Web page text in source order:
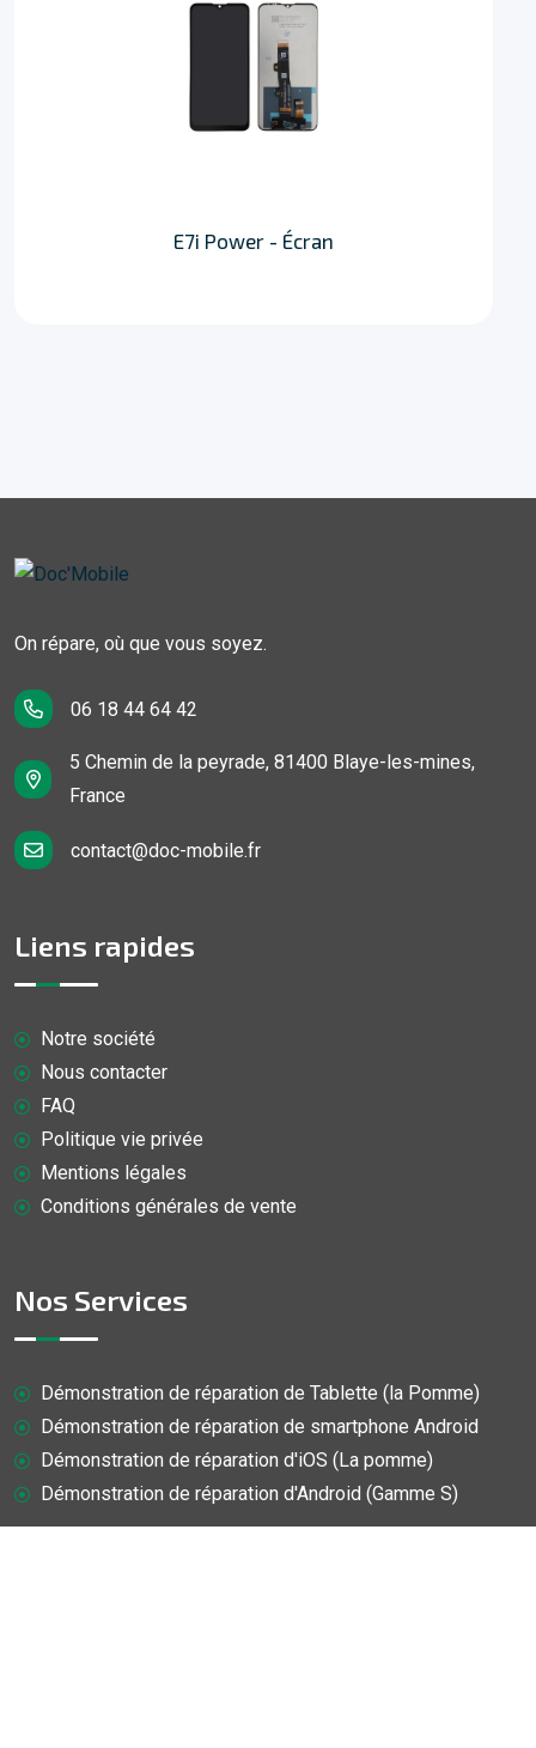
E7i Power - Écran
On répare, où que vous soyez.
06 18 44 64 42
5 Chemin de la peyrade, 81400 Blaye-les-mines,
France
contact@doc-mobile.fr
Liens rapides
Notre société
Nous contacter
FAQ
Politique vie privée
Mentions légales
Conditions générales de vente
Nos Services
Démonstration de réparation de Tablette (la Pomme)
Démonstration de réparation de smartphone Android
Démonstration de réparation d'iOS (La pomme)
Démonstration de réparation d'Android (Gamme S)